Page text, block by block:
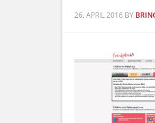
26. APRIL 2016 BY